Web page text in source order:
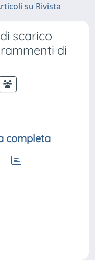
su Rivista
scarico
di
completa